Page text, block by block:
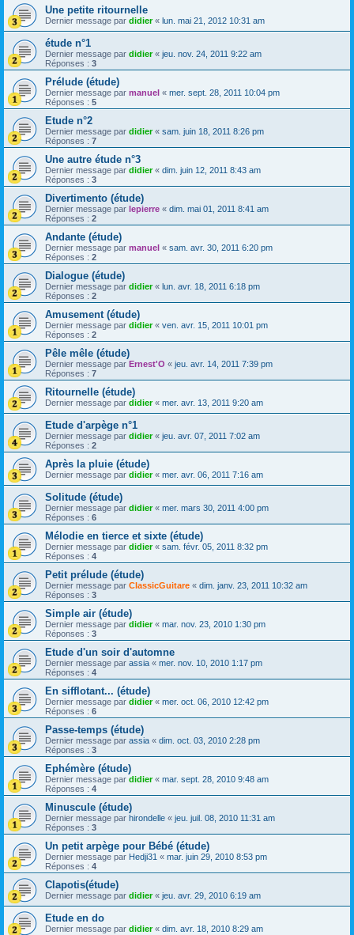
Une petite ritournelle
Dernier message par didier« lun. mai 21, 2012 10:31 am
étude n°1
Dernier message par didier« jeu. nov. 24, 2011 9:22 am
Réponses : 3
Prélude (étude)
Dernier message par manuel « mer. sept. 28, 2011 10:04 pm
Réponses : 5
Etude n°2
Dernier message par didier« sam. juin 18, 2011 8:26 pm
Réponses : 7
Une autre étude n°3
Dernier message par didier« dim. juin 12, 2011 8:43 am
Réponses : 3
Divertimento (étude)
Dernier message par lepierre « dim. mai 01, 2011 8:41 am
Réponses : 2
Andante (étude)
Dernier message par manuel « sam. avr. 30, 2011 6:20 pm
Réponses : 2
Dialogue (étude)
Dernier message par didier« lun. avr. 18, 2011 6:18 pm
Réponses : 2
Amusement (étude)
Dernier message par didier« ven. avr. 15, 2011 10:01 pm
Réponses : 2
Pêle mêle (étude)
Dernier message par Ernest'O « jeu. avr. 14, 2011 7:39 pm
Réponses : 7
Ritournelle (étude)
Dernier message par didier« mer. avr. 13, 2011 9:20 am
Etude d'arpège n°1
Dernier message par didier« jeu. avr. 07, 2011 7:02 am
Réponses : 2
Après la pluie (étude)
Dernier message par didier« mer. avr. 06, 2011 7:16 am
Solitude (étude)
Dernier message par didier« mer. mars 30, 2011 4:00 pm
Réponses : 6
Mélodie en tierce et sixte (étude)
Dernier message par didier« sam. févr. 05, 2011 8:32 pm
Réponses : 4
Petit prélude (étude)
Dernier message par ClassicGuitare « dim. janv. 23, 2011 10:32 am
Réponses : 3
Simple air (étude)
Dernier message par didier« mar. nov. 23, 2010 1:30 pm
Réponses : 3
Etude d'un soir d'automne
Dernier message par assia « mer. nov. 10, 2010 1:17 pm
Réponses : 4
En sifflotant... (étude)
Dernier message par didier« mer. oct. 06, 2010 12:42 pm
Réponses : 6
Passe-temps (étude)
Dernier message par assia « dim. oct. 03, 2010 2:28 pm
Réponses : 3
Ephémère (étude)
Dernier message par didier« mar. sept. 28, 2010 9:48 am
Réponses : 4
Minuscule (étude)
Dernier message par hirondelle « jeu. juil. 08, 2010 11:31 am
Réponses : 3
Un petit arpège pour Bébé (étude)
Dernier message par Hedji31 « mar. juin 29, 2010 8:53 pm
Réponses : 4
Clapotis(étude)
Dernier message par didier« jeu. avr. 29, 2010 6:19 am
Etude en do
Dernier message par didier« dim. avr. 18, 2010 8:29 am